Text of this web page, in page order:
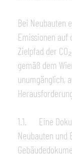
Bei Neubauten
Emissionen auf
Zielpfad der
gemäß dem
unumgänglich,
1.1. Eine
Neubauten und